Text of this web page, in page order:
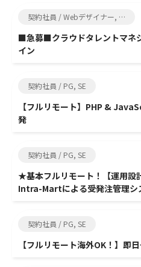
契約社員 / Webデザイナー, その他エンジニア関連
■急募■クラウドタレントマネ
イン
契約社員 / PG, SE
【フルリモート】PHP &
発
契約社員 / PG, SE
★基本フルリモート！【運用
Intra-Martによる受発注管理シ
契約社員 / PG, SE
【フルリモート海外OK！】即